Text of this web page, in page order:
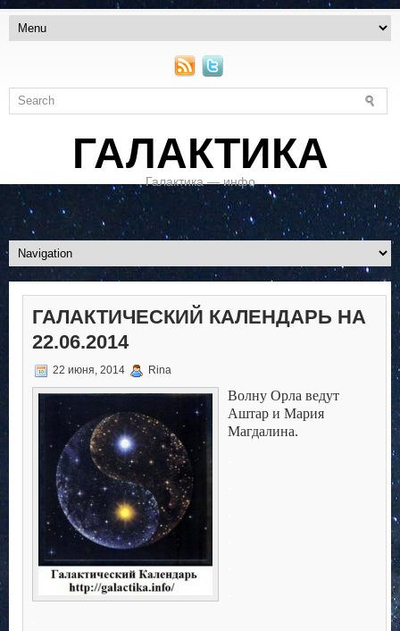
ГАЛАКТИКА
Галактика — инфо
ГАЛАКТИЧЕСКИЙ КАЛЕНДАРЬ НА
22.06.2014
22 июня, 2014 Rina
Волну Орла ведут
Аштар и Мария
Магдалина.